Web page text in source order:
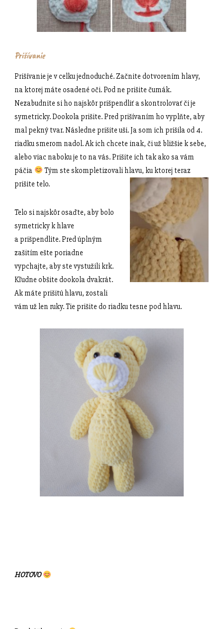
Prišívanie
Prišívanie je v celku jednoduché. Začnite dotvorením hlavy,
na ktorej máte osadené oči. Pod ne prišite čumák.
Nezabudnite si ho najskôr prišpendliť a skontrolovať či je
symetricky. Dookola prišite. Pred prišívaním ho vyplňte, aby
mal pekný tvar. Následne prišite uši. Ja som ich prišila od 4.
riadku smerom nadol. Ak ich chcete inak, či už bližšie k sebe,
alebo viac naboku je to na vás. Prišite ich tak ako sa vám
páčia
Tým ste skompletizovali hlavu, ku ktorej teraz
prišite telo.
Telo si najskôr osaďte, aby bolo
symetricky k hlave
a prišpendlite. Pred úplným
zašitím ešte poriadne
vypchajte, aby ste vystužili krk.
Kľudne obšite dookola dvakrát.
Ak máte prišitú hlavu, zostali
vám už len ruky. Tie prišite do riadku tesne pod hlavu.
HOTOVO